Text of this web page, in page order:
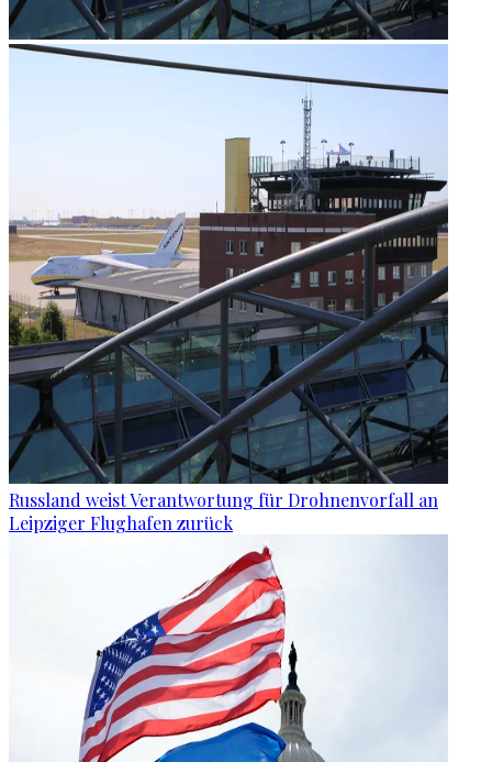
Russland weist Verantwortung für Drohnenvorfall an
Leipziger Flughafen zurück